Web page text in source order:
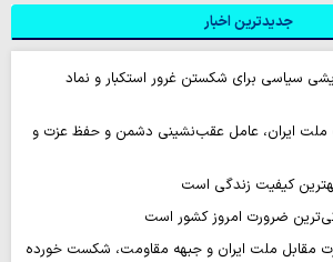
جدیدترین اخبار
سیاسی برای شکستن غرور استکبار و نماد
ملت ایران، عامل عقب‌نشینی دشمن و حفظ عزت و
کیفیت زندگی است
ضرورت امروز کشور است
مقابل ملت ایران و جبهه مقاومت، شکست خورده